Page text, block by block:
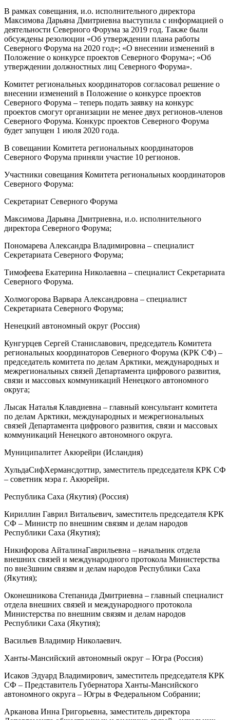
В рамках совещания, и.о. исполнительного директора
Максимова Дарьяна Дмитриевна выступила с информацией о
деятельности Северного Форума за 2019 год. Также были
обсуждены резолюции «Об утверждении плана работы
Северного Форума на 2020 год»; «О внесении изменений в
Положение о конкурсе проектов Северного Форума»; «Об
утверждении должностных лиц Северного Форума».
Комитет региональных координаторов согласовал решение о
внесении изменений в Положение о конкурсе проектов
Северного Форума – теперь подать заявку на конкурс
проектов смогут организации не менее двух регионов-членов
Северного Форума. Конкурс проектов Северного Форума
будет запущен 1 июля 2020 года.
В совещании Комитета региональных координаторов
Северного Форума приняли участие 10 регионов.
Участники совещания Комитета региональных координаторов
Северного Форума:
Секретариат Северного Форума
Максимова Дарьяна Дмитриевна, и.о. исполнительного
директора Северного Форума;
Пономарева Александра Владимировна – специалист
Секретариата Северного Форума;
Тимофеева Екатерина Николаевна – специалист Секретариата
Северного Форума.
Холмогорова Варвара Александровна – специалист
Секретариата Северного Форума;
Ненецкий автономный округ (Россия)
Кунгурцев Сергей Станиславович, председатель Комитета
региональных координаторов Северного Форума (КРК СФ) –
председатель комитета по делам Арктики, международных и
межрегиональных связей Департамента цифрового развития,
связи и массовых коммуникаций Ненецкого автономного
округа;
Лысак Наталья Клавдиевна – главный консультант комитета
по делам Арктики, международных и межрегиональных
связей Департамента цифрового развития, связи и массовых
коммуникаций Ненецкого автономного округа.
Муниципалитет Акюрейри (Исландия)
ХульдаСифХермансдоттир, заместитель председателя КРК СФ
– советник мэра г. Акюрейри.
Республика Саха (Якутия) (Россия)
Кириллин Гаврил Витальевич, заместитель председателя КРК
СФ – Министр по внешним связям и делам народов
Республики Саха (Якутия);
Никифорова АйталинаГаврильевна – начальник отдела
внешних связей и международного протокола Министерства
по вне3шним связям и делам народов Республики Саха
(Якутия);
Оконешникова Степанида Дмитриевна – главный специалист
отдела внешних связей и международного протокола
Министерства по внешним связям и делам народов
Республики Саха (Якутия);
Васильев Владимир Николаевич.
Ханты-Мансийский автономный округ – Югра (Россия)
Исаков Эдуард Владимирович, заместитель председателя КРК
СФ – Представитель Губернатора Ханты-Мансийского
автономного округа – Югры в Федеральном Собрании;
Арканова Инна Григорьевна, заместитель директора